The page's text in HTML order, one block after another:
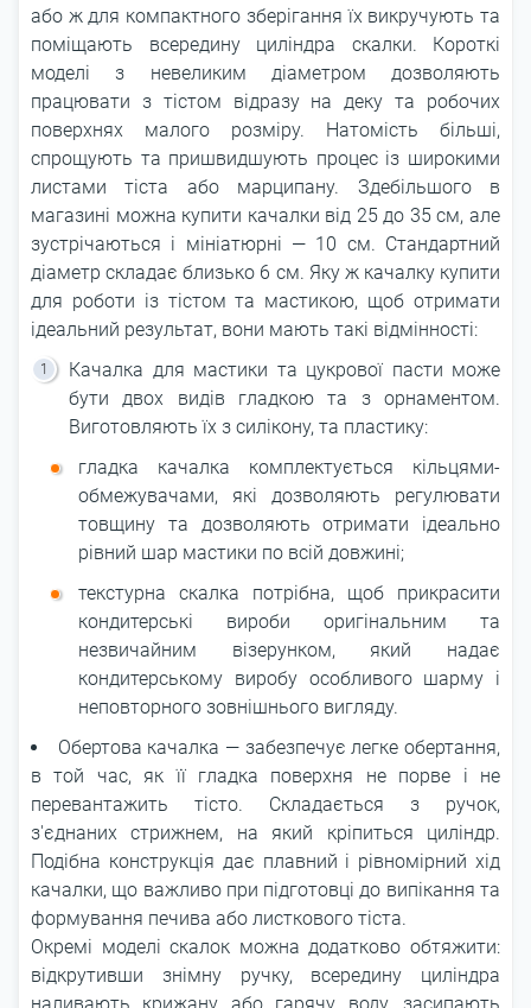
або ж для компактного зберігання їх викручують та
поміщають всередину циліндра скалки. Короткі
моделі з невеликим діаметром дозволяють
працювати з тістом відразу на деку та робочих
поверхнях малого розміру. Натомість більші,
спрощують та пришвидшують процес із широкими
листами тіста або марципану. Здебільшого в
магазині можна купити качалки від 25 до 35 см, але
зустрічаються і мініатюрні ― 10 см. Стандартний
діаметр складає близько 6 см. Яку ж качалку купити
для роботи із тістом та мастикою, щоб отримати
ідеальний результат, вони мають такі відмінності:
Качалка для мастики та цукрової пасти може
бути двох видів гладкою та з орнаментом.
Виготовляють їх з силікону, та пластику:
гладка качалка комплектується кільцями-
обмежувачами, які дозволяють регулювати
товщину та дозволяють отримати ідеально
рівний шар мастики по всій довжині;
текстурна скалка потрібна, щоб прикрасити
кондитерські вироби оригінальним та
незвичайним візерунком, який надає
кондитерському виробу особливого шарму і
неповторного зовнішнього вигляду.
Обертова качалка ― забезпечує легке обертання,
в той час, як її гладка поверхня не порве і не
перевантажить тісто. Складається з ручок,
з'єднаних стрижнем, на який кріпиться циліндр.
Подібна конструкція дає плавний і рівномірний хід
качалки, що важливо при підготовці до випікання та
формування печива або листкового тіста.
Окремі моделі скалок можна додатково обтяжити:
відкрутивши знімну ручку, всередину циліндра